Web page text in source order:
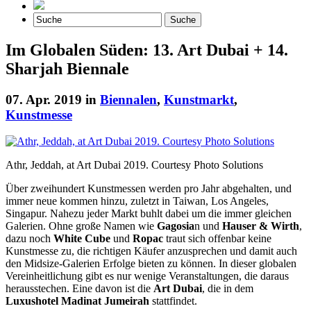
Im Globalen Süden: 13. Art Dubai + 14.
Sharjah Biennale
07. Apr. 2019 in Biennalen, Kunstmarkt,
Kunstmesse
Athr, Jeddah, at Art Dubai 2019. Courtesy Photo Solutions
Über zweihundert Kunstmessen werden pro Jahr abgehalten, und
immer neue kommen hinzu, zuletzt in Taiwan, Los Angeles,
Singapur. Nahezu jeder Markt buhlt dabei um die immer gleichen
Galerien. Ohne große Namen wie Gagosian und Hauser & Wirth,
dazu noch White Cube und Ropac traut sich offenbar keine
Kunstmesse zu, die richtigen Käufer anzusprechen und damit auch
den Midsize-Galerien Erfolge bieten zu können. In dieser globalen
Vereinheitlichung gibt es nur wenige Veranstaltungen, die daraus
herausstechen. Eine davon ist die Art Dubai, die in dem
Luxushotel Madinat Jumeirah stattfindet.